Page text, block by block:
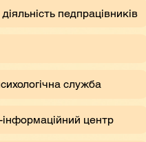
педпрацівників
служба
інформаційний центр